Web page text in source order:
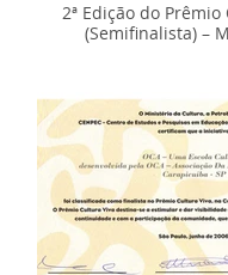
2ª Edição do
(Semifinalista) –